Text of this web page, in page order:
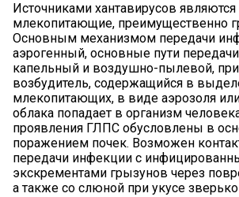
Источниками хантавирусов
млекопитающие, преимущественно
Основным механизмом передачи
аэрогенный, основные пути
капельный и воздушно-пылевой,
возбудитель, содержащийся в
млекопитающих, в виде аэрозоля
облака попадает в организм
проявления ГЛПС обусловлены в
поражением почек. Возможен
передачи инфекции с
экскрементами грызунов через
а также со слюной при укусе